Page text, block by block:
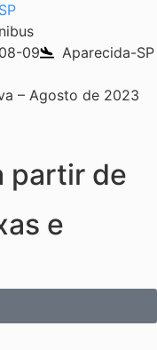
09
Aparecida-SP
– Agosto de 2023
partir de
e